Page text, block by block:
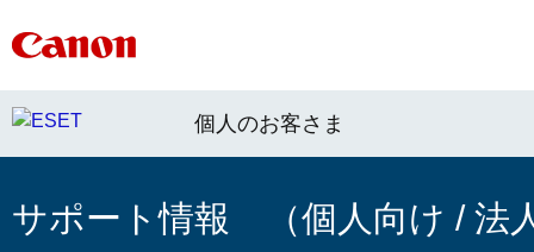
個人のお客さま
サポート情報 （個人向け / 法